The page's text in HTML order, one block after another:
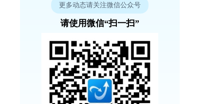
更多动态请关注微信公众号
请使用微信“扫一扫”